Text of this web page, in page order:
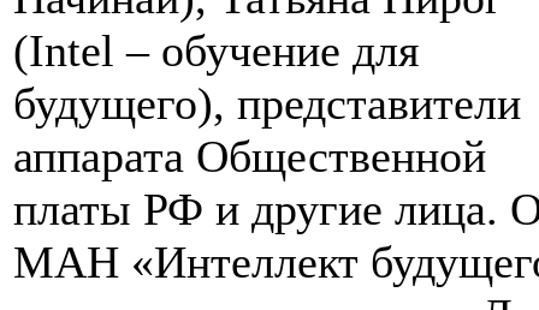
(Intel – обучение для
будущего), представители
аппарата Общественной
платы РФ и другие лица.
МАН «Интеллект